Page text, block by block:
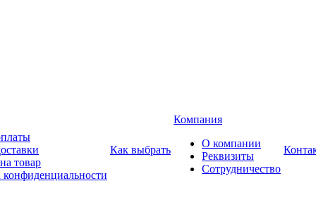
товар
Как выбрать
Компания
О компании
Реквизиты
Сотрудничество